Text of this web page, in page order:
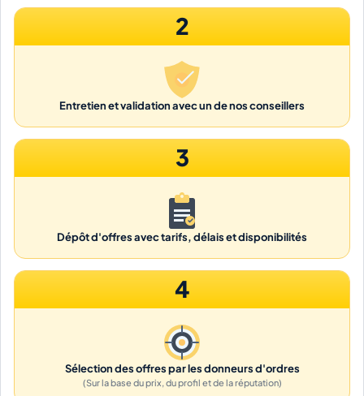
2
Entretien et validation avec un de nos conseillers
3
Dépôt d'offres avec tarifs, délais et disponibilités
4
Sélection des offres par les donneurs d'ordres
(Sur la base du prix, du profil et de la réputation)